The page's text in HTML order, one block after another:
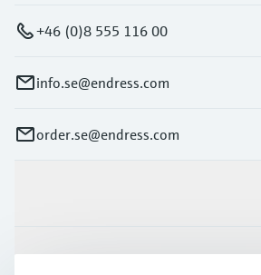
+46 (0)8 555 116 00
info.se@endress.com
order.se@endress.com
Industrier